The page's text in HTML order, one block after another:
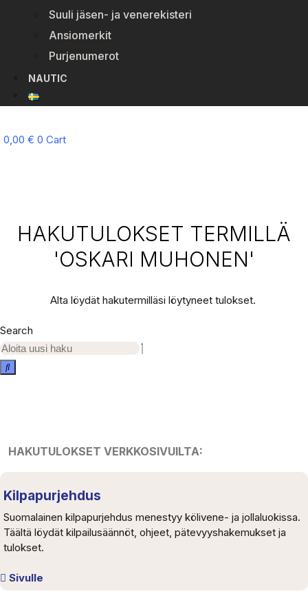
Suuli jäsen- ja venerekisteri
Ansiomerkit
Purjenumerot
NAUTIC
0,00 € 0 Cart
HAKUTULOKSET TERMILLÄ
'OSKARI MUHONEN'
Alta löydät hakutermilläsi löytyneet tulokset.
Search
HAKUTULOKSET VERKKOSIVUILTA:
Kilpapurjehdus
Suomalainen kilpapurjehdus menestyy kölivene- ja jollaluokissa.
Täältä löydät kilpailusäännöt, ohjeet, pätevyyshakemukset ja
tulokset.
Sivulle